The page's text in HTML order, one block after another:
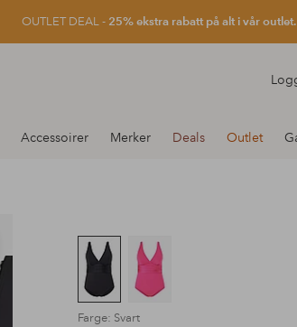
OUTLET DEAL - 25% ekstra rabatt på alt i vår outlet.
Accessoirer Merker Deals Outlet
Farge: Svart